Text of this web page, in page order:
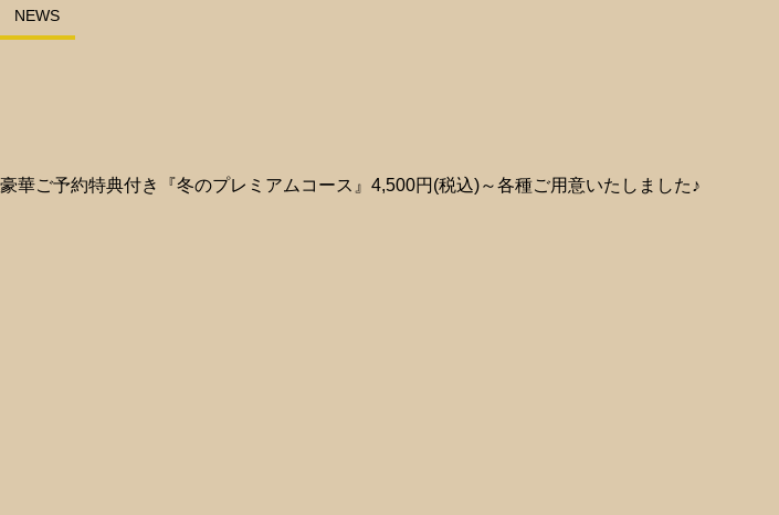
NEWS
華ご予約特典付き『冬のプレミアムコース』4,500円(税込)～各種ご用意いたしました♪